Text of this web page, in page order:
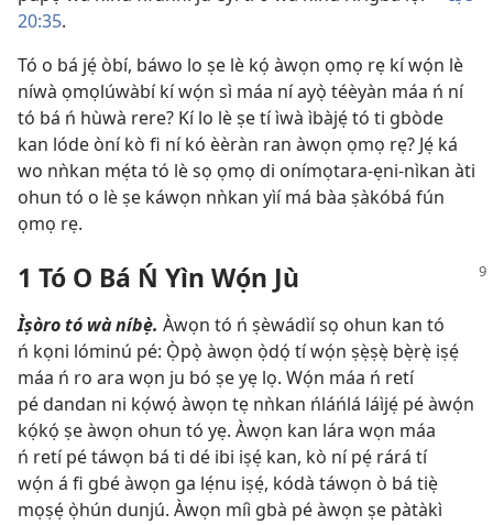
20:35.
Tó o bá jẹ́ òbí, báwo lo ṣe lè kọ́ àwọn ọmọ rẹ kí wọ́n lè
níwà ọmọlúwàbí kí wọ́n sì máa ní ayọ̀ téèyàn máa ń ní
tó bá ń hùwà rere? Kí lo lè ṣe tí ìwà ìbàjẹ́ tó ti gbòde
kan lóde òní kò fi ní kó èèràn ran àwọn ọmọ rẹ? Jẹ́ ká
wo nǹkan mẹ́ta tó lè sọ ọmọ di onímọtara-ẹni-nìkan àti
ohun tó o lè ṣe káwọn nǹkan yìí má bàa ṣàkóbá fún
ọmọ rẹ.
1 Tó O Bá Ń Yìn Wọ́n Jù
Ìṣòro tó wà níbẹ̀. Àwọn tó ń ṣèwádìí sọ ohun kan tó
ń kọni lóminú pé: Ọ̀pọ̀ àwọn ọ̀dọ́ tí wọ́n ṣẹ̀ṣẹ̀ bẹ̀rẹ̀ iṣẹ́
máa ń ro ara wọn ju bó ṣe yẹ lọ. Wọ́n máa ń retí
pé dandan ni kọ́wọ́ àwọn tẹ nǹkan ńláńlá láìjẹ́ pé àwọ́n
kọ́kọ́ ṣe àwọn ohun tó yẹ. Àwọn kan lára wọn máa
ń retí pé táwọn bá ti dé ibi iṣẹ́ kan, kò ní pẹ́ rárá tí
wọ́n á fi gbé àwọn ga lẹ́nu iṣẹ́, kódà táwọn ò bá tiẹ̀
mọṣẹ́ ọ̀hún dunjú. Àwọn míì gbà pé àwọn ṣe pàtàkì